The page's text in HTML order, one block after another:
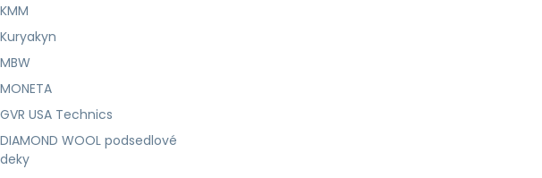
KMM
Kuryakyn
MBW
MONETA
GVR USA Technics
DIAMOND WOOL podsedlové
deky